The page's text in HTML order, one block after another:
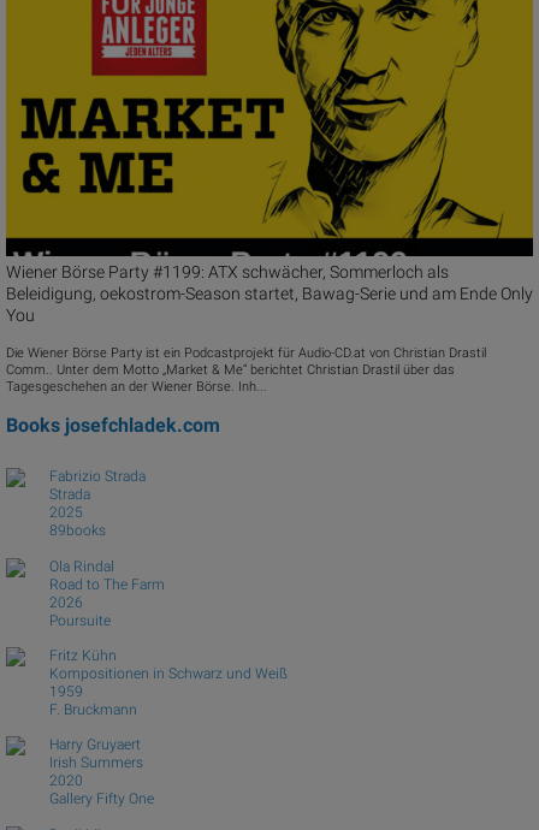
Wiener Börse Party #1199: ATX schwächer, Sommerloch als
Beleidigung, oekostrom-Season startet, Bawag-Serie und am Ende Only
You
Die Wiener Börse Party ist ein Podcastprojekt für Audio-CD.at von Christian Drastil
Comm.. Unter dem Motto „Market & Me“ berichtet Christian Drastil über das
Tagesgeschehen an der Wiener Börse. Inh...
Books josefchladek.com
Fabrizio Strada
Strada
2025
89books
Ola Rindal
Road to The Farm
2026
Poursuite
Fritz Kühn
Kompositionen in Schwarz und Weiß
1959
F. Bruckmann
Harry Gruyaert
Irish Summers
2020
Gallery Fifty One